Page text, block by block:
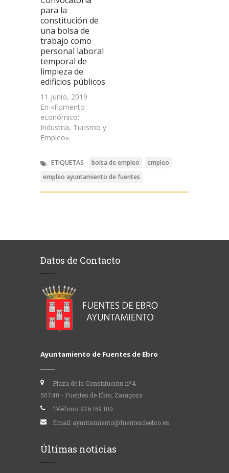
para la
constitución de
una bolsa de
trabajo como
personal laboral
temporal de
limpieza de
edificios públicos
11 junio, 2019
En «Fomento
económico:
Industria, Turismo y
Empleo»
ETIQUETAS bolsa de empleo
empleo
empleo ayuntamiento de fuentes
Datos de Contacto
Ayuntamiento de Fuentes de Ebro
Plaza de la Constitución nº4
50740 - Fuentes de Ebro, Zaragoza
Teléfono: 976 169 100
Email: ayuntamiento@fuentesdeebro.es
Últimas noticias